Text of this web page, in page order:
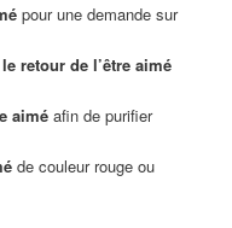
pour une demande sur
retour de l’être aimé
aiméafin de purifier
de couleur rouge ou